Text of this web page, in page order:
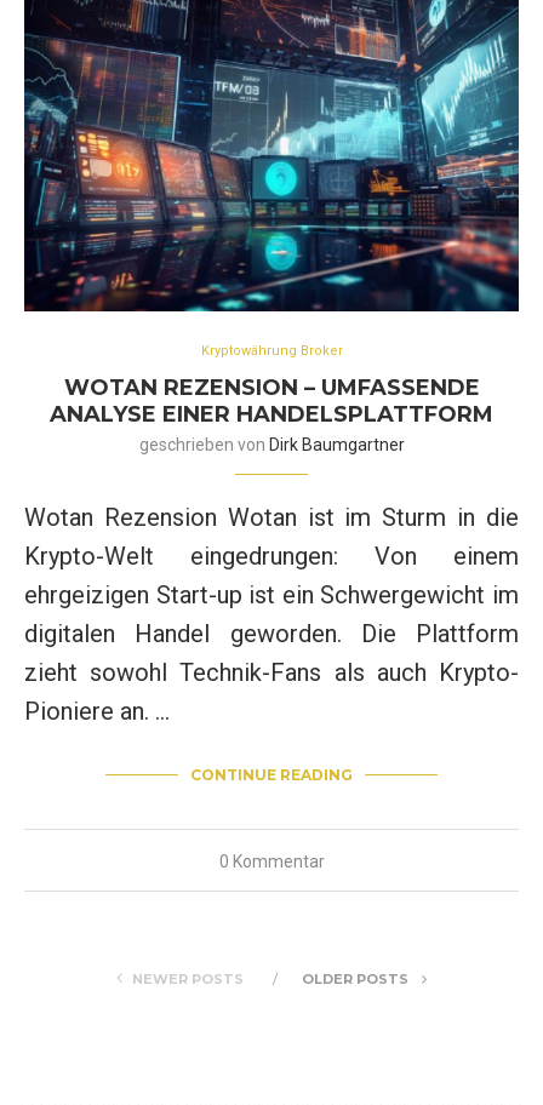
Kryptowährung Broker
WOTAN REZENSION – UMFASSENDE
ANALYSE EINER HANDELSPLATTFORM
geschrieben von Dirk Baumgartner
Wotan Rezension Wotan ist im Sturm in die
Krypto-Welt eingedrungen: Von einem
ehrgeizigen Start-up ist ein Schwergewicht im
digitalen Handel geworden. Die Plattform
zieht sowohl Technik-Fans als auch Krypto-
Pioniere an. …
CONTINUE READING
0 Kommentar
NEWER POSTS OLDER POSTS